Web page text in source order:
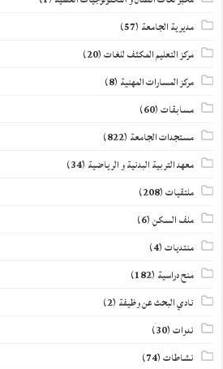
مديرية الجامعة (57)
مركز التعليم المكثف للغات(20)
مركز المسارات المهنية (8)
مسابقات(60)
مستجدات الجامعة (822)
معهد التربية البدنية و الرياضية (34)
ملتقيات(208)
ملف السكن(6)
منتديات(4)
منح دراسية (182)
نادي البحث عن وظيفة (2)
ندوات(30)
نشاطات(74)